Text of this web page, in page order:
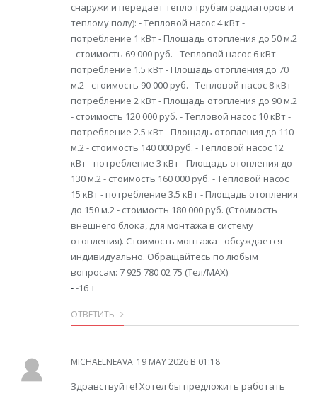
снаружи и передает тепло трубам радиаторов и
теплому полу): - Тепловой насос 4 кВт -
потребление 1 кВт - Площадь отопления до 50 м.2
- стоимость 69 000 руб. - Тепловой насос 6 кВт -
потребление 1.5 кВт - Площадь отопления до 70
м.2 - стоимость 90 000 руб. - Тепловой насос 8 кВт -
потребление 2 кВт - Площадь отопления до 90 м.2
- стоимость 120 000 руб. - Тепловой насос 10 кВт -
потребление 2.5 кВт - Площадь отопления до 110
м.2 - стоимость 140 000 руб. - Тепловой насос 12
кВт - потребление 3 кВт - Площадь отопления до
130 м.2 - стоимость 160 000 руб. - Тепловой насос
15 кВт - потребление 3.5 кВт - Площадь отопления
до 150 м.2 - стоимость 180 000 руб. (Стоимость
внешнего блока, для монтажа в систему
отопления). Стоимость монтажа - обсуждается
индивидуально. Обращайтесь по любым
вопросам: 7 925 780 02 75 (Тел/MAX)
--16+
ОТВЕТИТЬ
MICHAELNEAVA 19 MAY 2026 В 01:18
Здравствуйте! Хотел бы предложить работать